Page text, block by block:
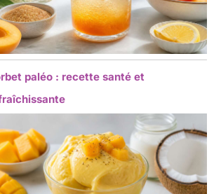
paléo : recette santé et